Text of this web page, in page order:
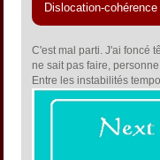
Dislocation-
C'est mal parti. J'ai foncé
ne sait pas faire,
Entre les instabilités